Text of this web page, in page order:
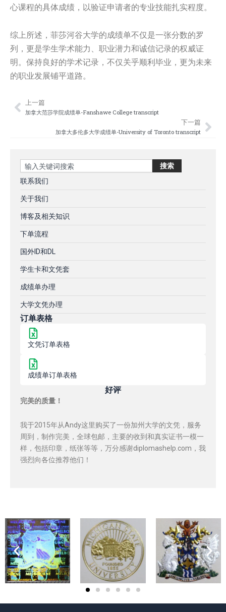
心课程的具体成绩，以验证申请者的专业技能扎实程度。
综上所述，菲莎河谷大学的成绩单不仅是一张分数的罗
列，更是学生学术能力、职业潜力和诚信记录的权威证
明。保持良好的学术记录，不仅关乎顺利毕业，更为未来
的职业发展铺平道路。
Prev
上一篇
加拿大范莎学院成绩单-Fanshawe College transcript
下一篇
加拿大多伦多大学成绩单-University of Toronto transcript
Search 搜索
联系我们
关于我们
博客及相关知识
下单流程
国外ID和DL
学生卡和文凭套
成绩单办理
大学文凭办理
订单表格
文凭订单表格
成绩单订单表格
好评
完美的质量！
我于2015年从Andy这里购买了一份加州大学的文凭，服务
周到，制作完美，全球包邮，主要的收到和真实证书一模一
样，包括印章，纸张等等，万分感谢diplomashelp.com，我
强烈向各位推荐他们！